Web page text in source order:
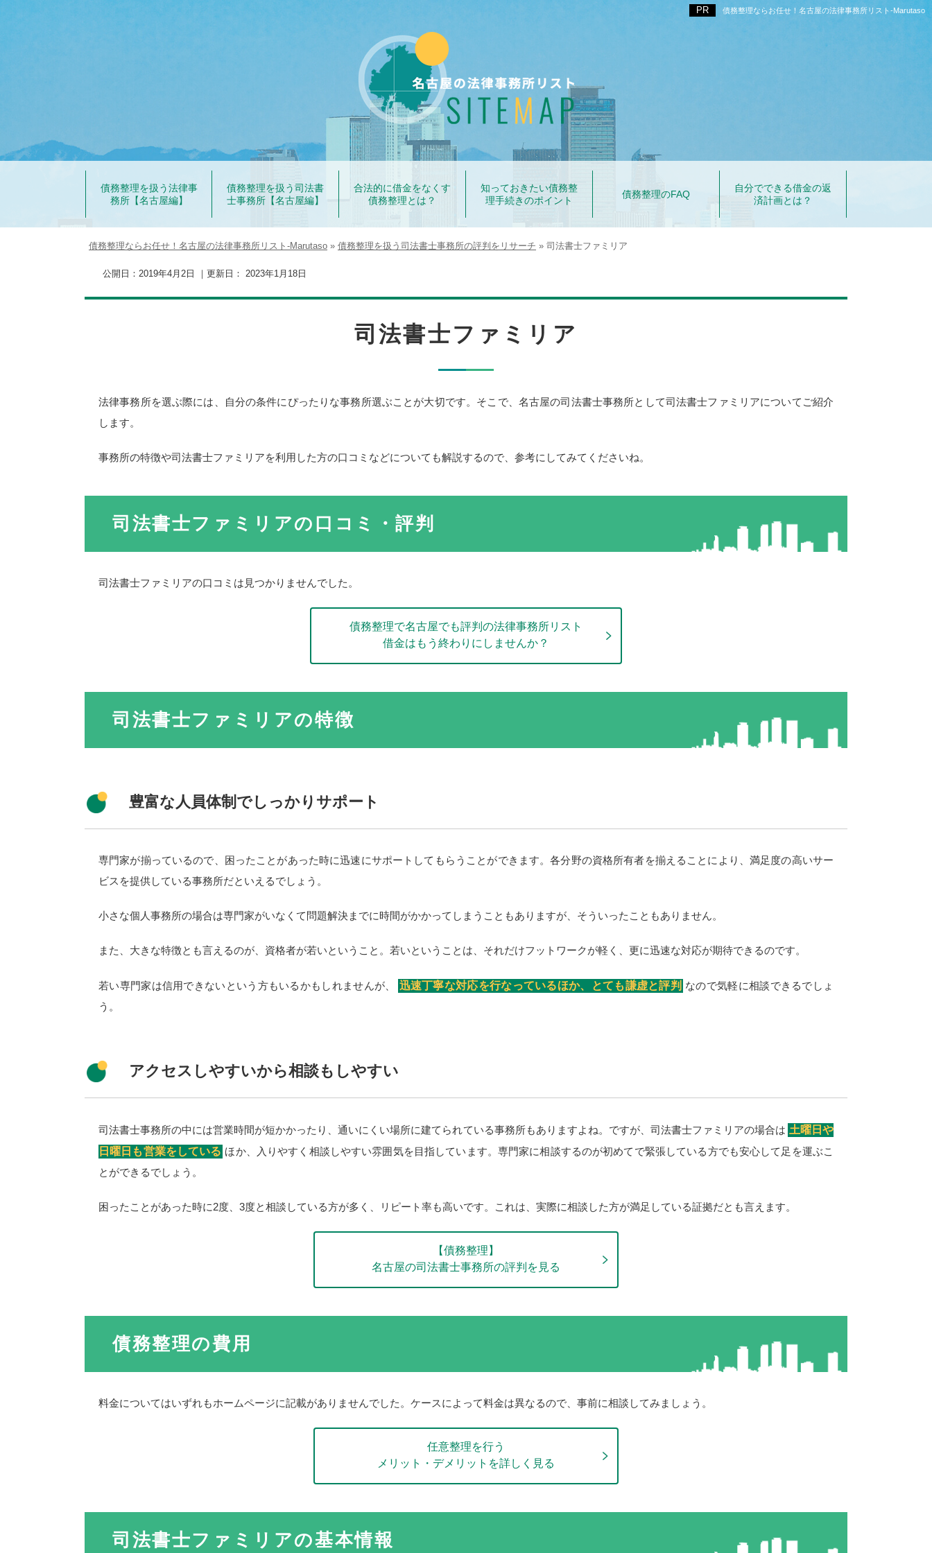
債務整理ならお任せ！名古屋の法律事務所リスト‐Marutaso
債務整理を扱う法律事
務所【名古屋編】
債務整理を扱う司法書
士事務所【名古屋編】
合法的に借金をなくす
債務整理とは？
知っておきたい債務整
理手続きのポイント
債務整理のFAQ
自分でできる借金の返
済計画とは？
債務整理ならお任せ！名古屋の法律事務所リスト‐Marutaso » 債務整理を扱う司法書士事務所の評判をリサーチ » 司法書士ファミリア
公開日： 2019年4月2日 ｜更新日： 2023年1月18日
司法書士ファミリア
法律事務所を選ぶ際には、自分の条件にぴったりな事務所選ぶことが大切です。そこで、名古屋の司法書士事務所として司法書士ファミリアについてご紹介
します。
事務所の特徴や司法書士ファミリアを利用した方の口コミなどについても解説するので、参考にしてみてくださいね。
司法書士ファミリアの口コミ・評判
司法書士ファミリアの口コミは見つかりませんでした。
債務整理で名古屋でも評判の法律事務所リスト
借金はもう終わりにしませんか？
司法書士ファミリアの特徴
豊富な人員体制でしっかりサポート
専門家が揃っているので、困ったことがあった時に迅速にサポートしてもらうことができます。各分野の資格所有者を揃えることにより、満足度の高いサー
ビスを提供している事務所だといえるでしょう。
小さな個人事務所の場合は専門家がいなくて問題解決までに時間がかかってしまうこともありますが、そういったこともありません。
また、大きな特徴とも言えるのが、資格者が若いということ。若いということは、それだけフットワークが軽く、更に迅速な対応が期待できるのです。
若い専門家は信用できないという方もいるかもしれませんが、 迅速丁寧な対応を行なっているほか、とても謙虚と評判 なので気軽に相談できるでしょ
う。
アクセスしやすいから相談もしやすい
司法書士事務所の中には営業時間が短かかったり、通いにくい場所に建てられている事務所もありますよね。ですが、司法書士ファミリアの場合は 土曜日や
日曜日も営業をしている ほか、入りやすく相談しやすい雰囲気を目指しています。専門家に相談するのが初めてで緊張している方でも安心して足を運ぶこ
とができるでしょう。
困ったことがあった時に2度、3度と相談している方が多く、リピート率も高いです。これは、実際に相談した方が満足している証拠だとも言えます。
【債務整理】
名古屋の司法書士事務所の評判を見る
債務整理の費用
料金についてはいずれもホームページに記載がありませんでした。ケースによって料金は異なるので、事前に相談してみましょう。
任意整理を行う
メリット・デメリットを詳しく見る
司法書士ファミリアの基本情報